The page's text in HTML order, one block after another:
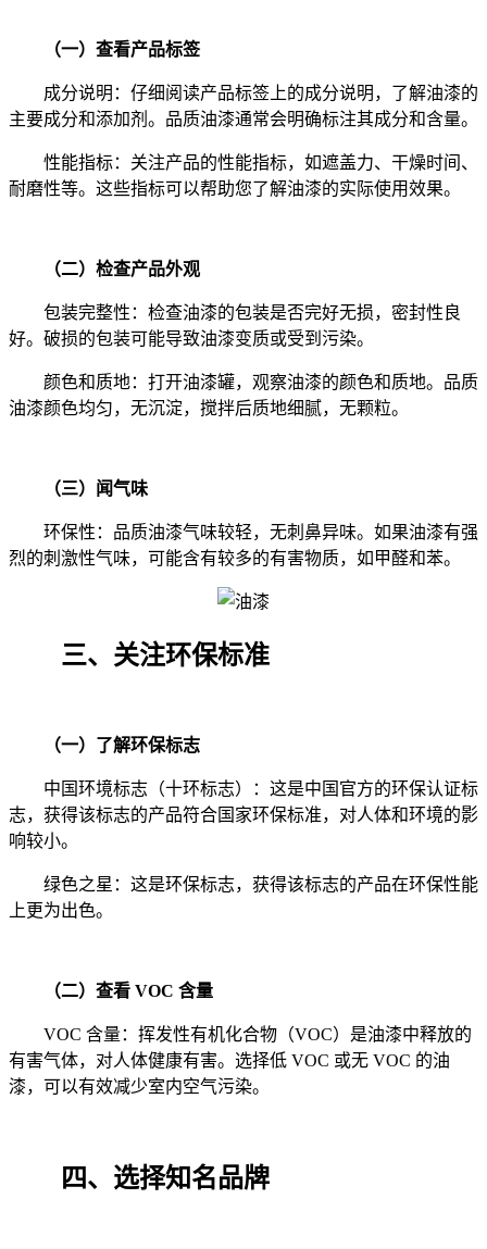
（一）查看产品标签
成分说明：仔细阅读产品标签上的成分说明，了解油漆的
主要成分和添加剂。品质油漆通常会明确标注其成分和含量。
性能指标：关注产品的性能指标，如遮盖力、干燥时间、
耐磨性等。这些指标可以帮助您了解油漆的实际使用效果。
（二）检查产品外观
包装完整性：检查油漆的包装是否完好无损，密封性良
好。破损的包装可能导致油漆变质或受到污染。
颜色和质地：打开油漆罐，观察油漆的颜色和质地。品质
油漆颜色均匀，无沉淀，搅拌后质地细腻，无颗粒。
（三）闻气味
环保性：品质油漆气味较轻，无刺鼻异味。如果油漆有强
烈的刺激性气味，可能含有较多的有害物质，如甲醛和苯。
三、关注环保标准
（一）了解环保标志
中国环境标志（十环标志）：这是中国官方的环保认证标
志，获得该标志的产品符合国家环保标准，对人体和环境的影
响较小。
绿色之星：这是环保标志，获得该标志的产品在环保性能
上更为出色。
（二）查看 VOC 含量
VOC 含量：挥发性有机化合物（VOC）是油漆中释放的
有害气体，对人体健康有害。选择低 VOC 或无 VOC 的油
漆，可以有效减少室内空气污染。
四、选择知名品牌